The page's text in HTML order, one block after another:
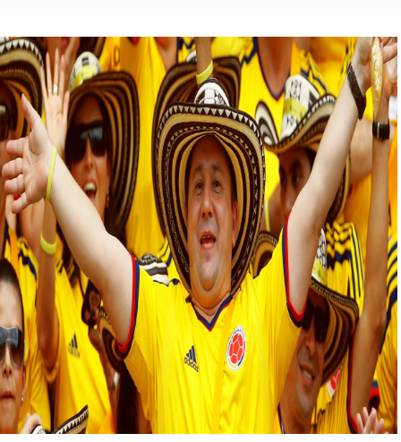
Noticias
Otros Deportes
Risaralda
Pereira